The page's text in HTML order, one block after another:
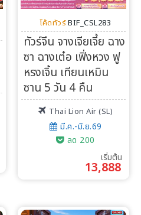
โค้ดทัวร์ BIF_CSL283
ทัวร์จีน จางเจียเจี้ย ฉาง
ซา ฉางเต๋อ เฟิ่งหวง ฟู
หรงเจิ้น เทียนเหมิน
ซาน 5 วัน 4 คืน
Thai Lion Air (SL)
มี.ค.-มิ.ย.69
ลด 200
เริ่มต้น
13,888